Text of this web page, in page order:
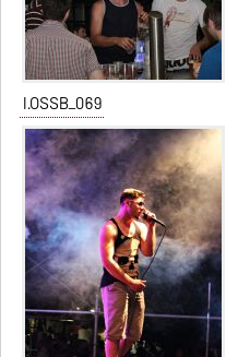
I.OSSB_069